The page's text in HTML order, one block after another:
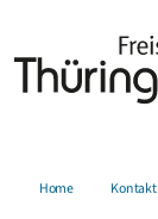
Home Kontakt